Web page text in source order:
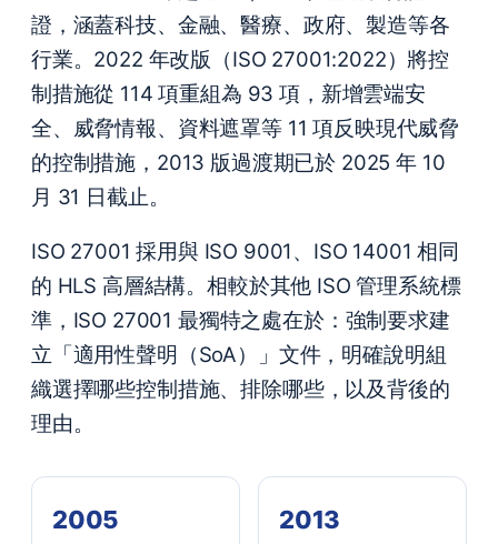
證，涵蓋科技、金融、醫療、政府、製造等各
行業。2022 年改版（ISO 27001:2022）將控
制措施從 114 項重組為 93 項，新增雲端安
全、威脅情報、資料遮罩等 11 項反映現代威脅
的控制措施，2013 版過渡期已於 2025 年 10
月 31 日截止。
ISO 27001 採用與 ISO 9001、ISO 14001 相同
的 HLS 高層結構。相較於其他 ISO 管理系統標
準，ISO 27001 最獨特之處在於：強制要求建
立「適用性聲明（SoA）」文件，明確說明組
織選擇哪些控制措施、排除哪些，以及背後的
理由。
2005 2013